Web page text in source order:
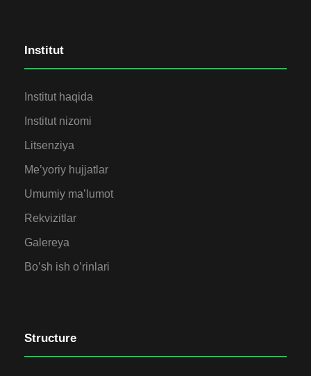
Institut
Institut haqida
Institut nizomi
Litsenziya
Me’yoriy hujjatlar
Umumiy ma’lumot
Rekvizitlar
Galereya
Bo’sh ish o’rinlari
Structure